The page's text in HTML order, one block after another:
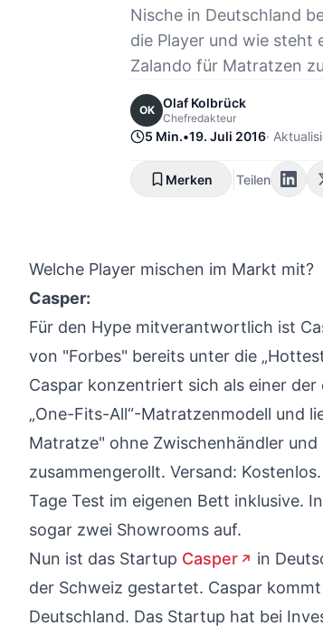
Nische in Deutschland
die Player und wie steht
Zalando für Matratzen
OK Olaf Kolbrück
Chefredakteur
5 Min.•19. Juli 2016·
Merken Teilen
Welche Player mischen im Markt mit?
Casper:
Für den Hype mitverantwortlich ist
von "Forbes" bereits unter die
Caspar konzentriert sich als einer
„One-Fits-All“-Matratzenmodell und
Matratze" ohne Zwischenhändler
zusammengerollt. Versand:
Tage Test im eigenen Bett inklusive.
sogar zwei Showrooms auf.
Nun ist das Startup Casper
in
der Schweiz gestartet. Caspar
Deutschland. Das Startup hat bei